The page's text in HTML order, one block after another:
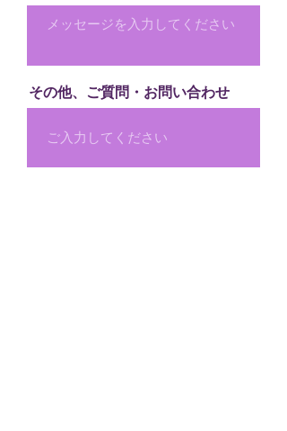
その他、ご質問・お問い合わせ